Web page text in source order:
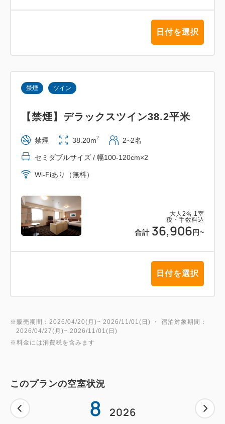
※2026年6月以降、宿泊税（別途現地精算）が適用と
・ 登録番号 長野県知事登録旅行業第3-693号
・旅行業登録票・約款につきましては以下URLより
https://www.alpico.co.jp/hotels/travelagt/
日付を選択
大人 2名 1 室
税・手数料込
合計 36,906 円~
禁煙 ツイン
【禁煙】デラックスツイン38.2平米
禁煙 38.20m2 2~2名
セミダブルサイズ / 幅100-120cm×2
Wi-Fiあり（無料）
日付を選択
※販売期間：2026/04/20(月)~ 2026/11/01(日) ・ 宿泊対象期間：
2026/04/27(月)~ 2026/11/01(日)
※料金には消費税を含みます
このプランの空室状況
8 2026